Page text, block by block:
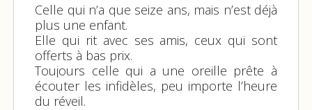
Celle qui n’a que seize ans, mais n’est déjà
plus une enfant.
Elle qui rit avec ses amis, ceux qui sont
offerts à bas prix.
Toujours celle qui a une oreille prête à
écouter les infidèles, peu importe l’heure
du réveil.